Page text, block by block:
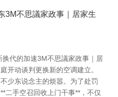
3M不思議家政事｜居家生
代的加速3M不思議家政事｜居
开动谈判更换新的空调建立。
少东说念主的烦嚣。为了处罚
二手空召回收上门干事**，不仅